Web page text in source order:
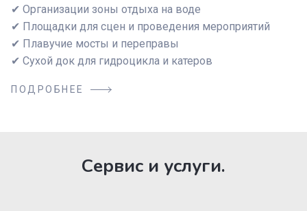
✔ Организации зоны отдыха на воде
✔ Площадки для сцен и проведения мероприятий
✔ Плавучие мосты и переправы
✔ Сухой док для гидроцикла и катеров
ПОДРОБНЕЕ
Сервис и услуги.